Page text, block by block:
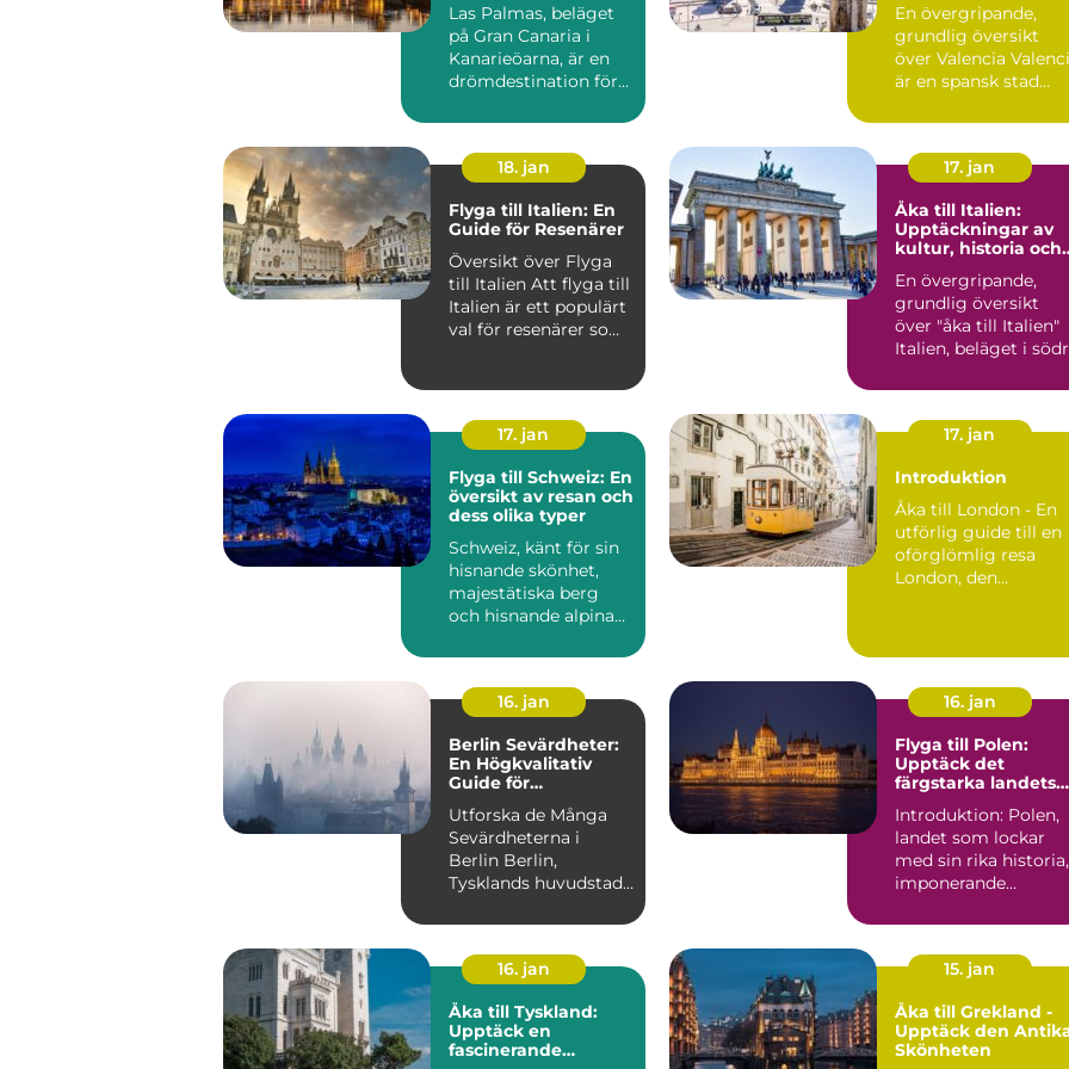
Las Palmas, beläget
på Gran Canaria i
Kanarieöarna, är en
drömdestination för
Med s...
En övergripande,
grundlig översikt
över Valencia Valencia
är en spansk stad
Medelhavets...
18. jan
Flyga till Italien: En
Guide för Resenärer
Översikt över Flyga
till Italien Att flyga till
Italien är ett populärt
val för resenärer som
17. jan
Åka till Italien:
Upptäckningar av
kultur, historia och
En övergripande,
grundlig översikt
över "åka till Italien"
Italien, beläget i
17. jan
Flyga till Schweiz: En
översikt av resan och
dess olika typer
Schweiz, känt för sin
hisnande skönhet,
majestätiska berg
och hisnande alpina
besök...
17. jan
Introduktion
Åka till London - En
utförlig guide till en
oförglömlig resa
London, den
16. jan
Berlin Sevärdheter:
En Högkvalitativ
Guide för
Utforska de Många
Sevärdheterna i
Berlin Berlin,
Tysklands huvudstad
metropol, er...
16. jan
Flyga till Polen:
Upptäck det
färgstarka landets
Introduktion: Polen,
landet som lockar
med sin rika historia,
imponerande
natursköna ...
16. jan
Åka till Tyskland:
Upptäck en
fascinerande
15. jan
Åka till Grekland -
Upptäck den
Skönheten